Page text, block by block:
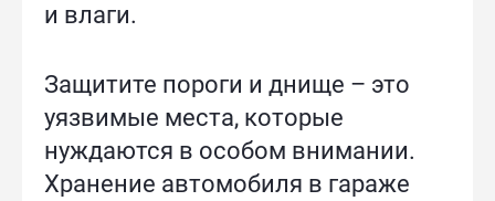
и влаги.
Защитите пороги и днище – это
уязвимые места, которые
нуждаются в особом внимании.
Хранение автомобиля в гараже